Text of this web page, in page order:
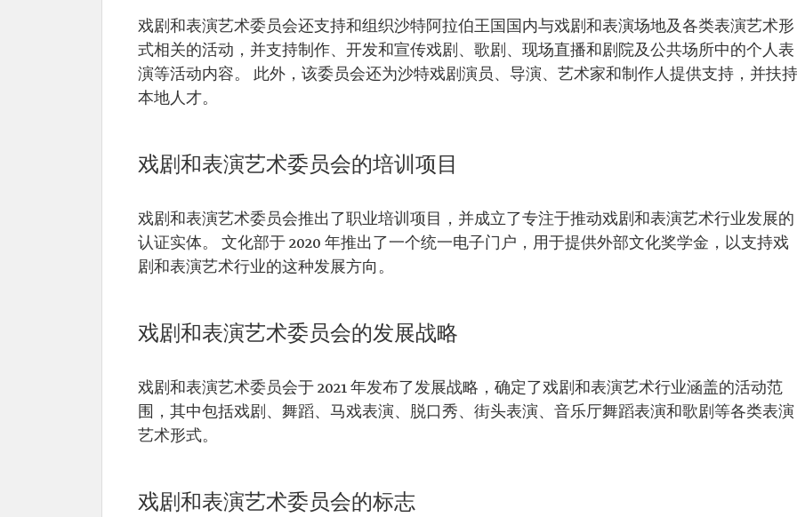
戏剧和表演艺术委员会还支持和组织沙特阿拉伯王国国内与戏剧和表演场地及各类表演艺术形
式相关的活动，并支持制作、开发和宣传戏剧、歌剧、现场直播和剧院及公共场所中的个人表
演等活动内容。 此外，该委员会还为沙特戏剧演员、导演、艺术家和制作人提供支持，并扶持
本地人才。
戏剧和表演艺术委员会的培训项目
戏剧和表演艺术委员会推出了职业培训项目，并成立了专注于推动戏剧和表演艺术行业发展的
认证实体。 文化部于 2020 年推出了一个统一电子门户，用于提供外部文化奖学金，以支持戏
剧和表演艺术行业的这种发展方向。
戏剧和表演艺术委员会的发展战略
戏剧和表演艺术委员会于 2021 年发布了发展战略，确定了戏剧和表演艺术行业涵盖的活动范
围，其中包括戏剧、舞蹈、马戏表演、脱口秀、街头表演、音乐厅舞蹈表演和歌剧等各类表演
艺术形式。
戏剧和表演艺术委员会的标志